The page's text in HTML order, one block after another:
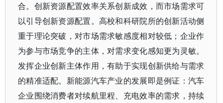
合。创新资源配置效率关系创新成效，而市场需求可
以引导创新资源配置。高校和科研院所的创新活动侧
重于理论突破，对市场需求敏感度相对较低；企业作
为参与市场竞争的主体，对需求变化感知更为灵敏。
发挥企业创新主体作用，有助于实现创新供给与需求
的精准适配。新能源汽车产业的发展即是例证：汽车
企业围绕消费者对续航里程、充电效率的需求，持续